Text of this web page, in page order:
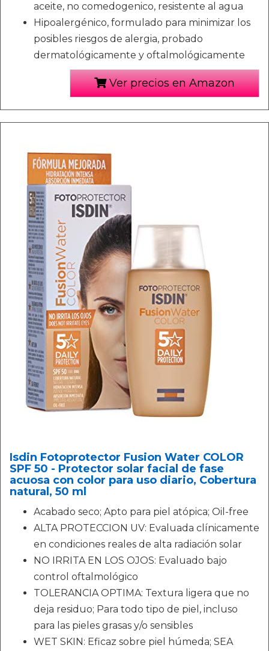
aceite, no comedogenico, resistente al agua
Hipoalergénico, formulado para minimizar los
posibles riesgos de alergia, probado
dermatológicamente y oftalmológicamente
Ver precios en Amazon
Isdin Fotoprotector Fusion Water COLOR
SPF 50 - Protector solar facial de fase
acuosa con color para uso diario, Cobertura
natural, 50 ml
Acabado seco; Apto para piel atópica; Oil-free
ALTA PROTECCION UV: Evaluada clínicamente
en condiciones reales de alta radiación solar
NO IRRITA EN LOS OJOS: Evaluado bajo
control oftalmológico
TOLERANCIA OPTIMA: Textura ligera que no
deja residuo; Para todo tipo de piel, incluso
para las pieles grasas y/o sensibles
WET SKIN: Eficaz sobre piel húmeda; SEA